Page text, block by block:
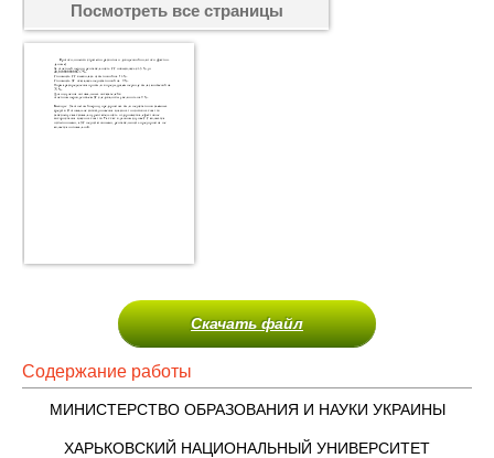
Посмотреть все страницы
Скачать файл
Содержание работы
МИНИСТЕРСТВО ОБРАЗОВАНИЯ И НАУКИ УКРАИНЫ
ХАРЬКОВСКИЙ НАЦИОНАЛЬНЫЙ УНИВЕРСИТЕТ